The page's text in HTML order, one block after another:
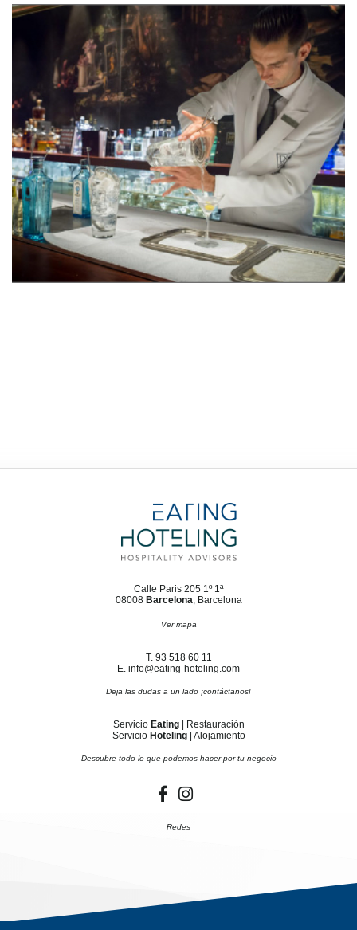
Calle Paris 205 1º 1ª
08008 Barcelona, Barcelona
Ver mapa
T. 93 518 60 11
E. info@eating-hoteling.com
Deja las dudas a un lado ¡contáctanos!
Servicio Eating| Restauración
Servicio Hoteling| Alojamiento
Descubre todo lo que podemos hacer por tu negocio
Redes